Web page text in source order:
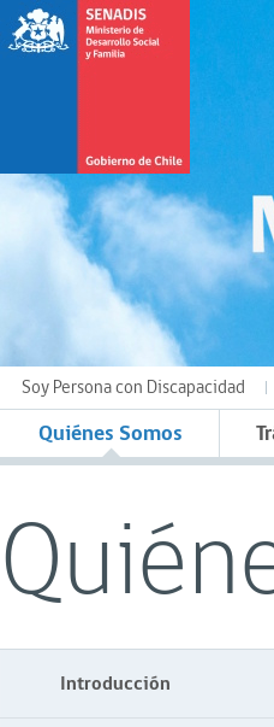
Soy Persona con Discapacidad
Quiénes Somos
Introducción